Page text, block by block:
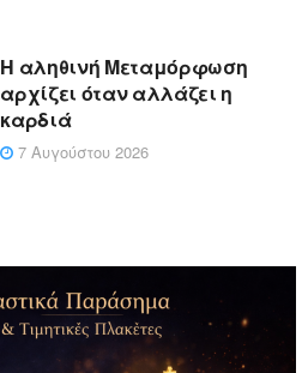
Η αληθινή Μεταμόρφωση
αρχίζει όταν αλλάζει η
καρδιά
7 Αυγούστου 2026